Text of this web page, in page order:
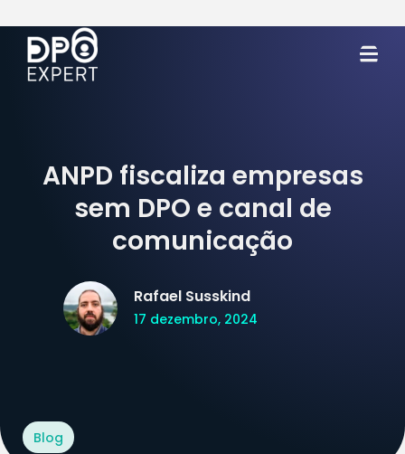
ANPD fiscaliza empresas
sem DPO e canal de
comunicação
Rafael Susskind
17 dezembro, 2024
Blog